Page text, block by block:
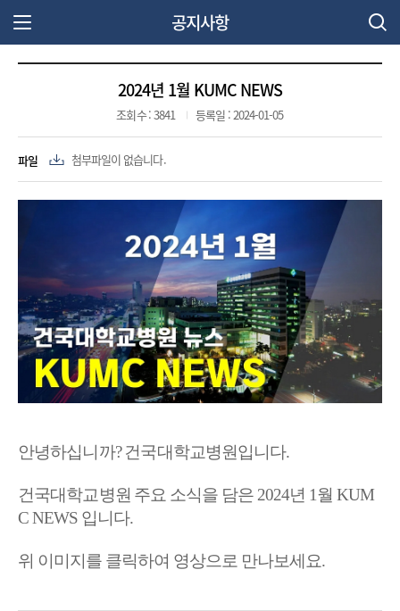
공지사항
2024년 1월 KUMC NEWS
조회수 : 3841 등록일 : 2024-01-05
파일 첨부파일이 없습니다.
안녕하십니까? 건국대학교병원입니다.
건국대학교병원 주요 소식을 담은 2024년 1월 KUM
C NEWS 입니다.
위 이미지를 클릭하여 영상으로 만나보세요.